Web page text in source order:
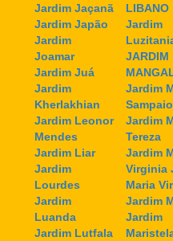
Jardim Jaçanã
Jardim Japão
Jardim
Joamar
Jardim Juá
Jardim
Kherlakhian
Jardim Leonor
Mendes
Jardim Liar
Jardim
Lourdes
Jardim
Luanda
Jardim Lutfala
LIBANO
Jardim
JARDIM
Jardim
Sampaio
Jardim
Tereza
Jardim
Virginia
Maria
Jardim
Jardim